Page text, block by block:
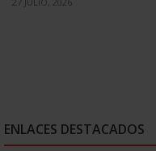
ENLACES DESTACADOS